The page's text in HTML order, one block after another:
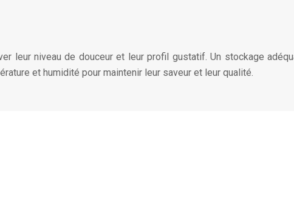
leur niveau de douceur et leur profil gustatif. Un stockage
et humidité pour maintenir leur saveur et leur qualité.